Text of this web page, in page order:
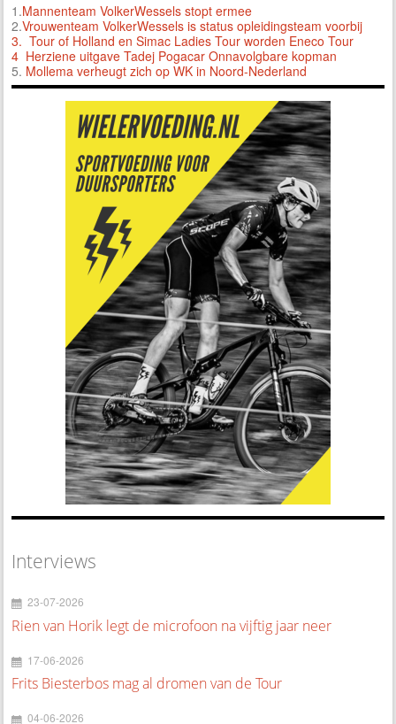
1.Mannenteam VolkerWessels stopt ermee
2.Vrouwenteam VolkerWessels is status opleidingsteam voorbij
3. Tour of Holland en Simac Ladies Tour worden Eneco Tour
4 Herziene uitgave Tadej Pogacar Onnavolgbare kopman
5. Mollema verheugt zich op WK in Noord-Nederland
Interviews
23-07-2026
Rien van Horik legt de microfoon na vijftig jaar neer
17-06-2026
Frits Biesterbos mag al dromen van de Tour
04-06-2026